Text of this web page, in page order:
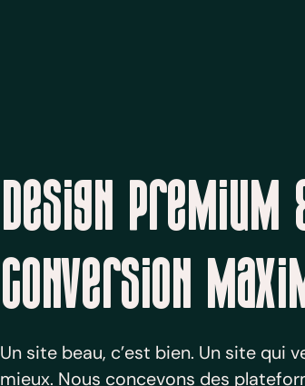
Design premium
conversion
Un site beau, c’est bien. Un site qui
mieux. Nous concevons des